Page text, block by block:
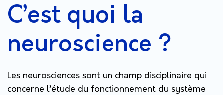
C’est quoi la
neuroscience ?
Les neurosciences sont un champ disciplinaire qui
concerne l’étude du fonctionnement du système